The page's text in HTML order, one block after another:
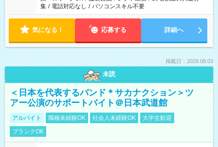
集 / 電話対応なし / パソコンスキル不要
気になる！ 応募する 詳細へ
掲載日：2026.08.03
未読
＜日本を代表するバンド＊サカナクション＞ツ
アー公演のサポートバイト＠日本武道館
アルバイト 職種未経験OK 社会人未経験OK
大学生歓迎
ブランクOK